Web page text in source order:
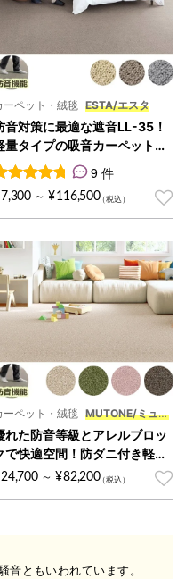
価のうち、4.86 点
ーペット・絨毯 ESTA/エスタ
音対策に最適な遮音LL-35！
量タイプの吸音カーペット
ESTA/エスタ』
の利用者評価に基づく5段
9 件
7,300 ～ ¥116,500
ーペット・絨毯 MUTONE/ミュー
ン
れた防音等級とアレルブロッ
で快適空間！防ダニ付き軽量
10畳カーペット『MUTON
24,700 ～ ¥82,200
音ともいわれています。